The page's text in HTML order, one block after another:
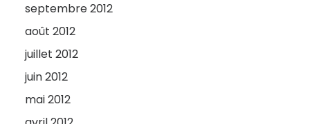
septembre 2012
août 2012
juillet 2012
juin 2012
mai 2012